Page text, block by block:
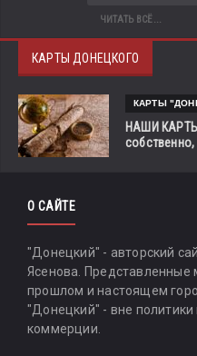
ЧИТАТЬ ВСЁ...
КАРТЫ ДОНЕЦКОГО
КАРТЫ
НАШИ
О САЙТЕ
"Донецкий" - авторский
Ясенова. Представленные
прошлом и настоящем
"Донецкий" - вне политики
коммерции.